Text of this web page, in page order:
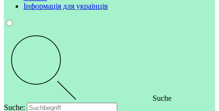
Інформація для українців
Suche
Suche: